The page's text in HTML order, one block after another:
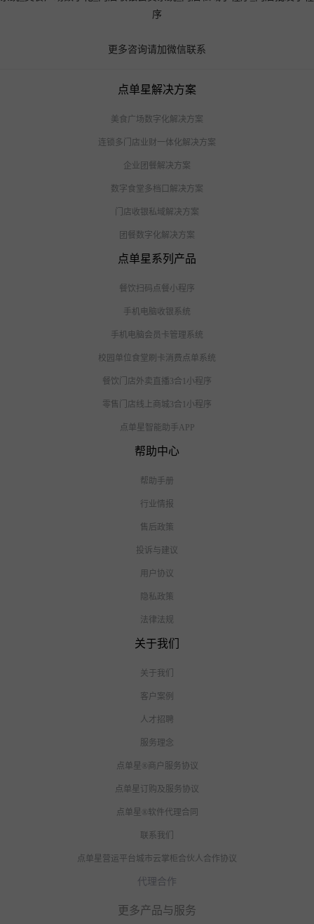
更多咨询请加微信联系
点单星解决方案
美食广场数字化解决方案
连锁多门店业财一体化解决方案
企业团餐解决方案
数字食堂多档口解决方案
门店收银私域解决方案
团餐数字化解决方案
点单星系列产品
餐饮扫码点餐小程序
手机电脑收银系统
手机电脑会员卡管理系统
校园单位食堂刷卡消费点单系统
餐饮门店外卖直播3合1小程序
零售门店线上商城3合1小程序
点单星智能助手APP
帮助中心
帮助手册
行业情报
售后政策
投诉与建议
用户协议
隐私政策
法律法规
关于我们
关于我们
客户案例
人才招聘
服务理念
点单星®商户服务协议
点单星订购及服务协议
点单星®软件代理合同
联系我们
点单星营运平台城市云掌柜合伙人合作协议
代理合作
更多产品与服务